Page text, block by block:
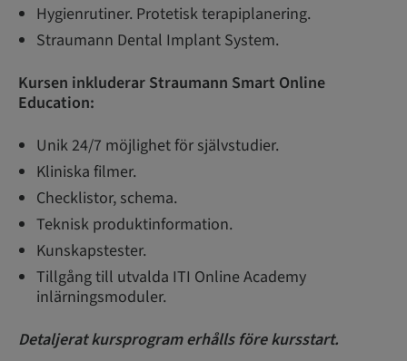
Hygienrutiner. Protetisk terapiplanering.
Straumann Dental Implant System.
Kursen inkluderar Straumann Smart Online
Education:
Unik 24/7 möjlighet för självstudier.
Kliniska filmer.
Checklistor, schema.
Teknisk produktinformation.
Kunskapstester.
Tillgång till utvalda ITI Online Academy
inlärningsmoduler.
Detaljerat kursprogram erhålls före kursstart.